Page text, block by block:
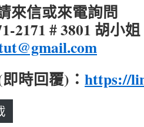
來信或來電詢問
2171 # 3801 胡小姐
時回覆)： https://